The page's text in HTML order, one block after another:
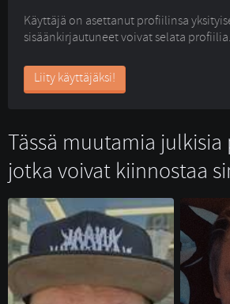
Käyttäjä on asettanut profiilinsa
sisäänkirjautuneet voivat selata profiilia.
Liity käyttäjäksi!
Tässä muutamia julkisia
jotka voivat kiinnostaa